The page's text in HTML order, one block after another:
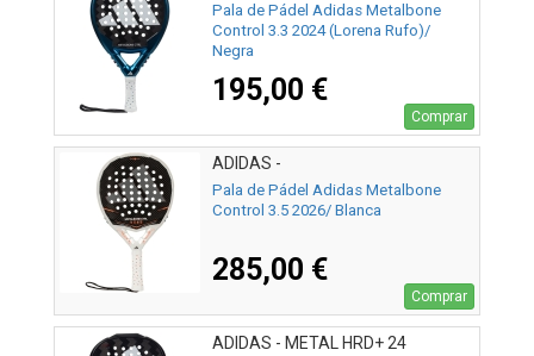
Pala de Pádel Adidas Metalbone
Control 3.3 2024 (Lorena Rufo)/
Negra
195,00 €
Comprar
ADIDAS -
Pala de Pádel Adidas Metalbone
Control 3.5 2026/ Blanca
285,00 €
Comprar
ADIDAS - METAL HRD+ 24